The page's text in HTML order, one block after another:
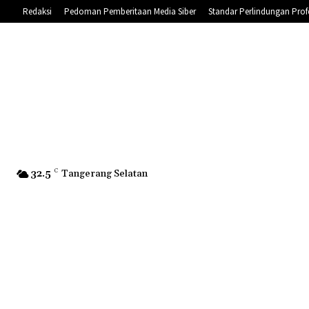
Redaksi Pedoman Pemberitaan Media Siber Standar Perlindungan
32.5 C Tangerang Selatan